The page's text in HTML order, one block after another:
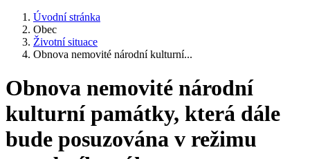
Úvodní stránka
Obec
Životní situace
Obnova nemovité národní kulturní...
Obnova nemovité národní
kulturní památky, která dále
bude posuzována v režimu